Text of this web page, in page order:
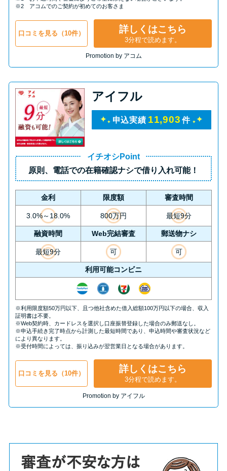
ブラックでもお金を借りるに
は？3つの判断基準と工面法
アコムはブラックでも審査に通
る？ 自分がブラックか確かめる
方法
アコムとレイクどっちがいい
の？ カードローンの選び方を徹
底解説！
プロミスの返済方法を徹底解
説！ もっとも便利でお得な返済
方法はどれ？
年収が低い＆他社借入があると
落ちる？バンクイックの口コミ
を分析
みずほ銀行カードローンの問い
合わせ先とシーン別の問い合わ
せ方法
※2 アコムでのご契約が初めてのお客さま
口コミを見る（10件） 詳しくはこちら
3分程で読めます。
Promotion by アコム
アイフル
申込実績 11,903 件
イチオシPoint
原則、 電話での在籍確認ナシで借り入れ可能！
金利 限度額 審査時間
3.0%～18.0% 800万円 最短9分
融資時間 Web完結審査 郵送物ナシ
最短9分 可 可
利用可能コンビニ
※利用限度額50万円以下、且つ他社含めた借入総額100万円以下の場合、収入
証明書は不要。
※Web契約時、カードレスを選択し口座振替登録した場合のみ郵送なし。
※申込手続き完了時点から計測した最短時間であり、申込時間や審査状況など
により異なります。
※受付時間によっては、振り込みが翌営業日となる場合があります。
口コミを見る（10件） 詳しくはこちら
3分程で読めます。
Promotion by アイフル